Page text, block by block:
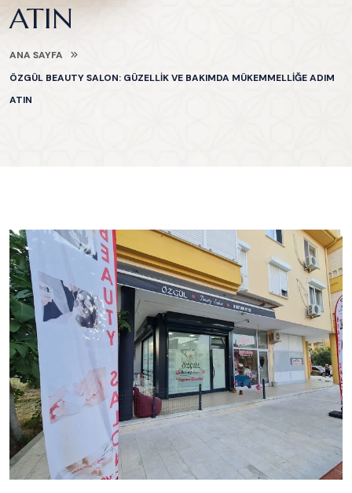
ATIN
ANA SAYFA
ÖZGÜL BEAUTY SALON: GÜZELLIK VE BAKIMDA MÜKEMMELLIĞE ADIM
ATIN